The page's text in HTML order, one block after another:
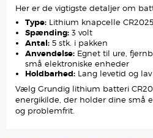
Her er de vigtigste detaljer om
Type: Lithium knapcelle CR2025
Spænding: 3 volt
Antal: 5 stk. i pakken
Anvendelse: Egnet til ure,
små elektroniske enheder
Holdbarhed: Lang levetid og
Vælg Grundig lithium batteri
energikilde, der holder dine små
og problemfrit.